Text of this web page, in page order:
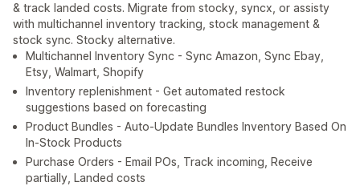
& track landed costs. Migrate from stocky, syncx, or assisty
with multichannel inventory tracking, stock management &
stock sync. Stocky alternative.
Multichannel Inventory Sync - Sync Amazon, Sync Ebay,
Etsy, Walmart, Shopify
Inventory replenishment - Get automated restock
suggestions based on forecasting
Product Bundles - Auto-Update Bundles Inventory Based On
In-Stock Products
Purchase Orders - Email POs, Track incoming, Receive
partially, Landed costs